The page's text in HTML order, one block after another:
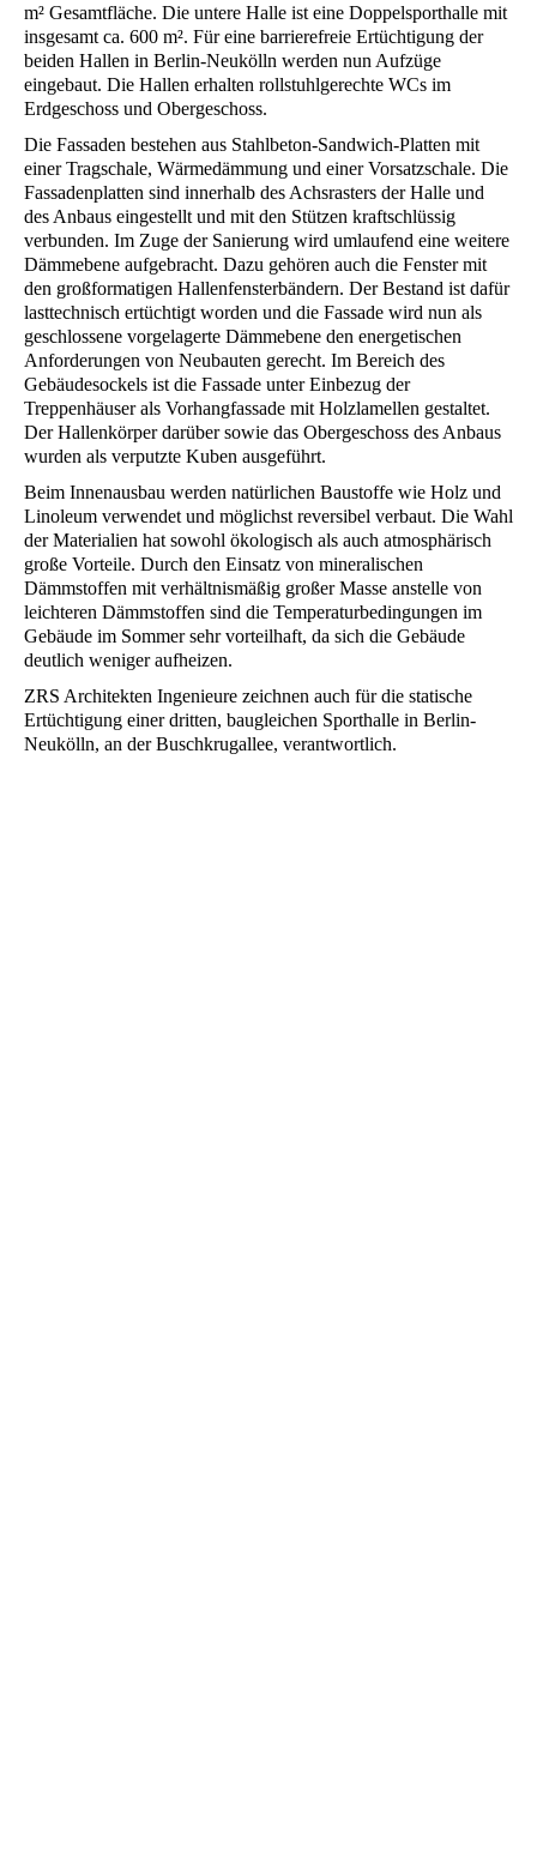
m² Gesamtfläche. Die untere Halle ist eine Doppelsporthalle mit
insgesamt ca. 600 m². Für eine barrierefreie Ertüchtigung der
beiden Hallen in Berlin-Neukölln werden nun Aufzüge
eingebaut. Die Hallen erhalten rollstuhlgerechte WCs im
Erdgeschoss und Obergeschoss.
Die Fassaden bestehen aus Stahlbeton-Sandwich-Platten mit
einer Tragschale, Wärmedämmung und einer Vorsatzschale. Die
Fassadenplatten sind innerhalb des Achsrasters der Halle und
des Anbaus eingestellt und mit den Stützen kraftschlüssig
verbunden. Im Zuge der Sanierung wird umlaufend eine weitere
Dämmebene aufgebracht. Dazu gehören auch die Fenster mit
den großformatigen Hallenfensterbändern. Der Bestand ist dafür
lasttechnisch ertüchtigt worden und die Fassade wird nun als
geschlossene vorgelagerte Dämmebene den energetischen
Anforderungen von Neubauten gerecht. Im Bereich des
Gebäudesockels ist die Fassade unter Einbezug der
Treppenhäuser als Vorhangfassade mit Holzlamellen gestaltet.
Der Hallenkörper darüber sowie das Obergeschoss des Anbaus
wurden als verputzte Kuben ausgeführt.
Beim Innenausbau werden natürlichen Baustoffe wie Holz und
Linoleum verwendet und möglichst reversibel verbaut. Die Wahl
der Materialien hat sowohl ökologisch als auch atmosphärisch
große Vorteile. Durch den Einsatz von mineralischen
Dämmstoffen mit verhältnismäßig großer Masse anstelle von
leichteren Dämmstoffen sind die Temperaturbedingungen im
Gebäude im Sommer sehr vorteilhaft, da sich die Gebäude
deutlich weniger aufheizen.
ZRS Architekten Ingenieure zeichnen auch für die statische
Ertüchtigung einer dritten, baugleichen Sporthalle in Berlin-
Neukölln, an der Buschkrugallee, verantwortlich.